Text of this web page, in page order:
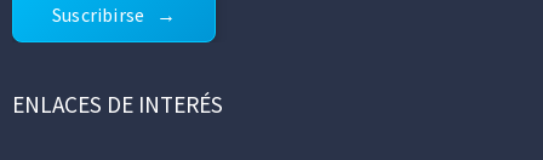
Suscribirse
ENLACES DE INTERÉS